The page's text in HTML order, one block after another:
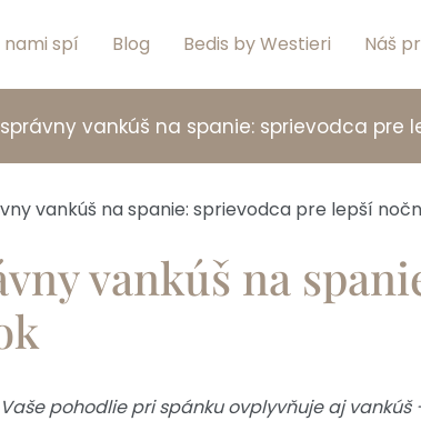
nami spí Blog Bedis by Westieri Náš
vankúš na spanie: sprievodca pre
vankúš na
pohodlie pri spánku ovplyvňuje aj